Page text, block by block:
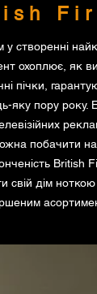
створенні
охоплює, як
пічки,
яку пору року.
побачити
British
свій дім ноткою